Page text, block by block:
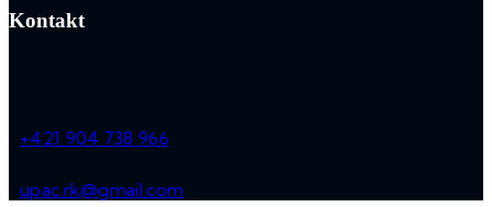
Kontakt
+421 904 738 966
upac.rk@gmail.com